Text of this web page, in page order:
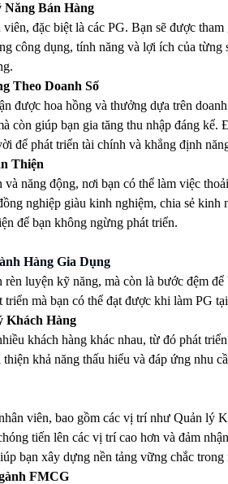
Năng Bán Hàng
đặc biệt là các PG. Bạn sẽ được
công dụng, tính năng và lợi ích của
Theo Doanh Số
được hoa hồng và thưởng dựa trên
còn giúp bạn gia tăng thu nhập đáng
để phát triển tài chính và khẳng định
Thiện
năng động, nơi bạn có thể làm việc
nghiệp giàu kinh nghiệm, chia sẻ
để bạn không ngừng phát triển.
Hàng Gia Dụng
luyện kỹ năng, mà còn là bước đệm
mà bạn có thể đạt được khi làm PG
Khách Hàng
khách hàng khác nhau, từ đó phát
khả năng thấu hiểu và đáp ứng nhu
viên, bao gồm các vị trí như Quản lý
tiến lên các vị trí cao hơn và đảm
bạn xây dựng nền tảng vững chắc
FMCG